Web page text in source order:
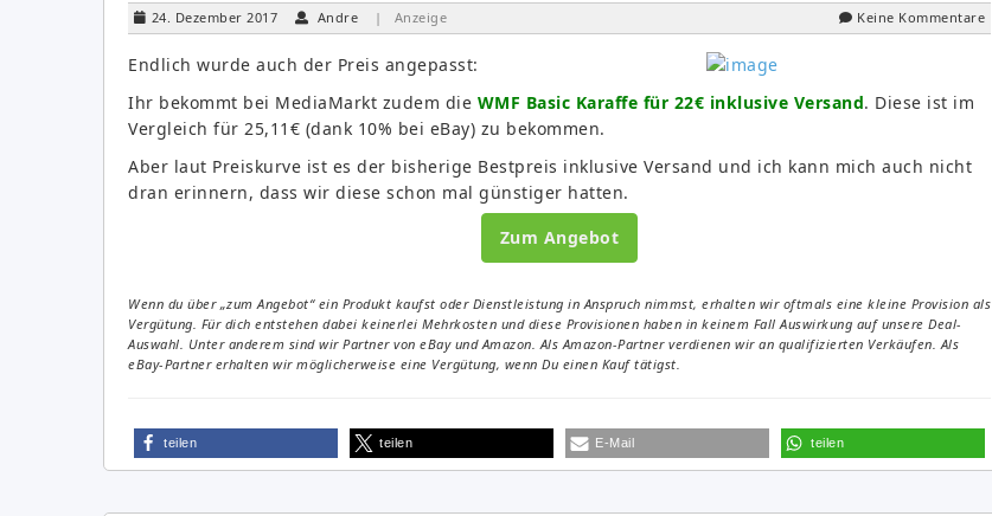
24. Dezember 2017 Andre | Anzeige Keine Kommentare
Endlich wurde auch der Preis angepasst:
Ihr bekommt bei MediaMarkt zudem die WMF Basic Karaffe für 22€ inklusive Versand. Diese ist im
Vergleich für 25,11€ (dank 10% bei eBay) zu bekommen.
Aber laut Preiskurve ist es der bisherige Bestpreis inklusive Versand und ich kann mich auch nicht
dran erinnern, dass wir diese schon mal günstiger hatten.
Zum Angebot
Wenn du über „zum Angebot“ ein Produkt kaufst oder Dienstleistung in Anspruch nimmst, erhalten wir oftmals eine kleine Provision als
Vergütung. Für dich entstehen dabei keinerlei Mehrkosten und diese Provisionen haben in keinem Fall Auswirkung auf unsere Deal-
Auswahl. Unter anderem sind wir Partner von eBay und Amazon. Als Amazon-Partner verdienen wir an qualifizierten Verkäufen. Als
eBay-Partner erhalten wir möglicherweise eine Vergütung, wenn Du einen Kauf tätigst.
teilen teilen E-Mail teilen